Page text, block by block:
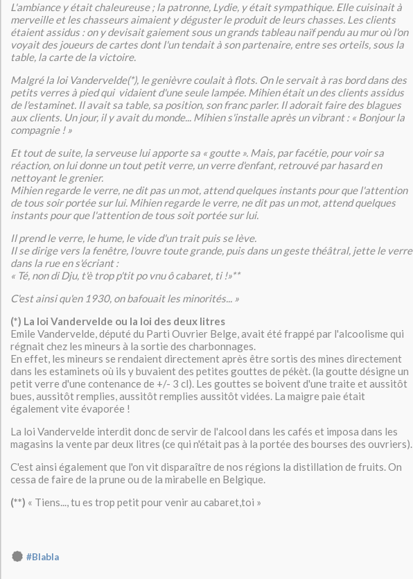
L'ambiance y était chaleureuse ; la patronne, Lydie, y était sympathique. Elle cuisinait à
merveille et les chasseurs aimaient y déguster le produit de leurs chasses. Les clients
étaient assidus : on y devisait gaiement sous un grands tableau naïf pendu au mur où l'on
voyait des joueurs de cartes dont l'un tendait à son partenaire, entre ses orteils, sous la
table, la carte de la victoire.
Malgré la loi Vandervelde(*), le genièvre coulait à flots. On le servait à ras bord dans des
petits verres à pied qui vidaient d'une seule lampée. Mihien était un des clients assidus
de l'estaminet. Il avait sa table, sa position, son franc parler. Il adorait faire des blagues
aux clients. Un jour, il y avait du monde... Mihien s'installe après un vibrant : « Bonjour la
compagnie ! »
Et tout de suite, la serveuse lui apporte sa « goutte ». Mais, par facétie, pour voir sa
réaction, on lui donne un tout petit verre, un verre d'enfant, retrouvé par hasard en
nettoyant le grenier.
Mihien regarde le verre, ne dit pas un mot, attend quelques instants pour que l'attention
de tous soir portée sur lui. Mihien regarde le verre, ne dit pas un mot, attend quelques
instants pour que l'attention de tous soit portée sur lui.
Il prend le verre, le hume, le vide d'un trait puis se lève.
Il se dirige vers la fenêtre, l'ouvre toute grande, puis dans un geste théâtral, jette le verre
dans la rue en s'écriant :
« Té, non di Dju, t'è trop p'tit po vnu ô cabaret, ti !»**
C'est ainsi qu'en 1930, on bafouait les minorités... »
(*) La loi Vandervelde ou la loi des deux litres
Emile Vandervelde, député du Parti Ouvrier Belge, avait été frappé par l'alcoolisme qui
régnait chez les mineurs à la sortie des charbonnages.
En effet, les mineurs se rendaient directement après être sortis des mines directement
dans les estaminets où ils y buvaient des petites gouttes de pékèt. (la goutte désigne un
petit verre d'une contenance de +/- 3 cl). Les gouttes se boivent d'une traite et aussitôt
bues, aussitôt remplies, aussitôt remplies aussitôt vidées. La maigre paie était
également vite évaporée !
La loi Vandervelde interdit donc de servir de l'alcool dans les cafés et imposa dans les
magasins la vente par deux litres (ce qui n'était pas à la portée des bourses des ouvriers).
C'est ainsi également que l'on vit disparaître de nos régions la distillation de fruits. On
cessa de faire de la prune ou de la mirabelle en Belgique.
(**) « Tiens..., tu es trop petit pour venir au cabaret,toi »
#Blabla